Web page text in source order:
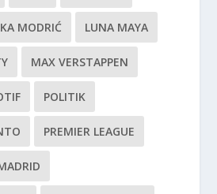
MODRIĆ LUNA MAYA
MAX VERSTAPPEN
POLITIK
PREMIER LEAGUE